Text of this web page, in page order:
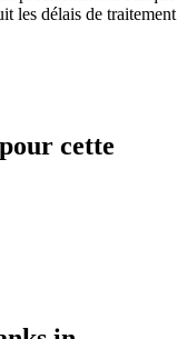
les délais de traitement
cette